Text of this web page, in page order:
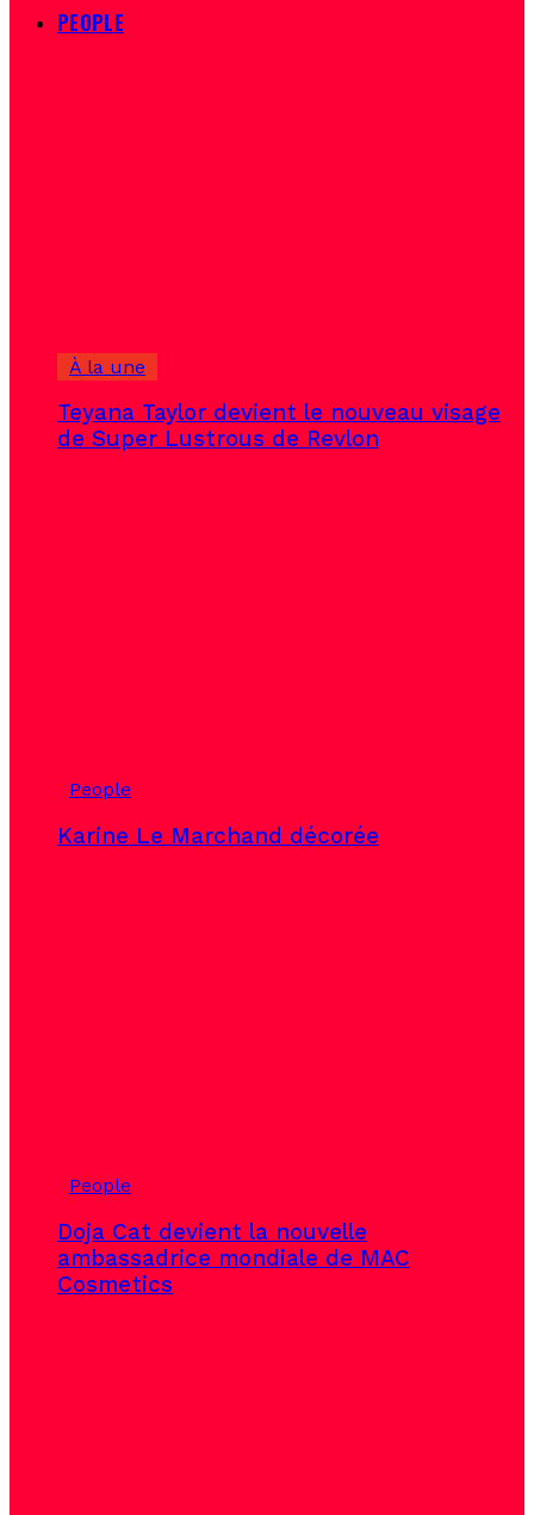
PEOPLE
À la une
Teyana Taylor devient le nouveau visage
de Super Lustrous de Revlon
People
Karine Le Marchand décorée
People
Doja Cat devient la nouvelle
ambassadrice mondiale de MAC
Cosmetics